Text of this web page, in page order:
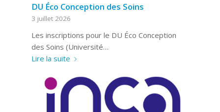
DU Éco Conception des Soins
3 juillet 2026
Les inscriptions pour le DU Éco Conception
des Soins (Université…
Lire la suite